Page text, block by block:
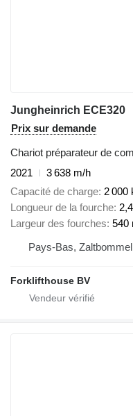
Jungheinrich ECE320
Prix sur demande
Chariot préparateur de
2021
3 638 m/h
Capacité de charge 2 000
Longueur de la fourche
Largeur des fourches 540
Pays-Bas, Zaltbommel
Forklifthouse BV